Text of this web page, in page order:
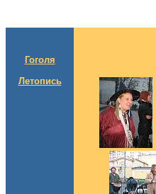
Гоголя
Летопись